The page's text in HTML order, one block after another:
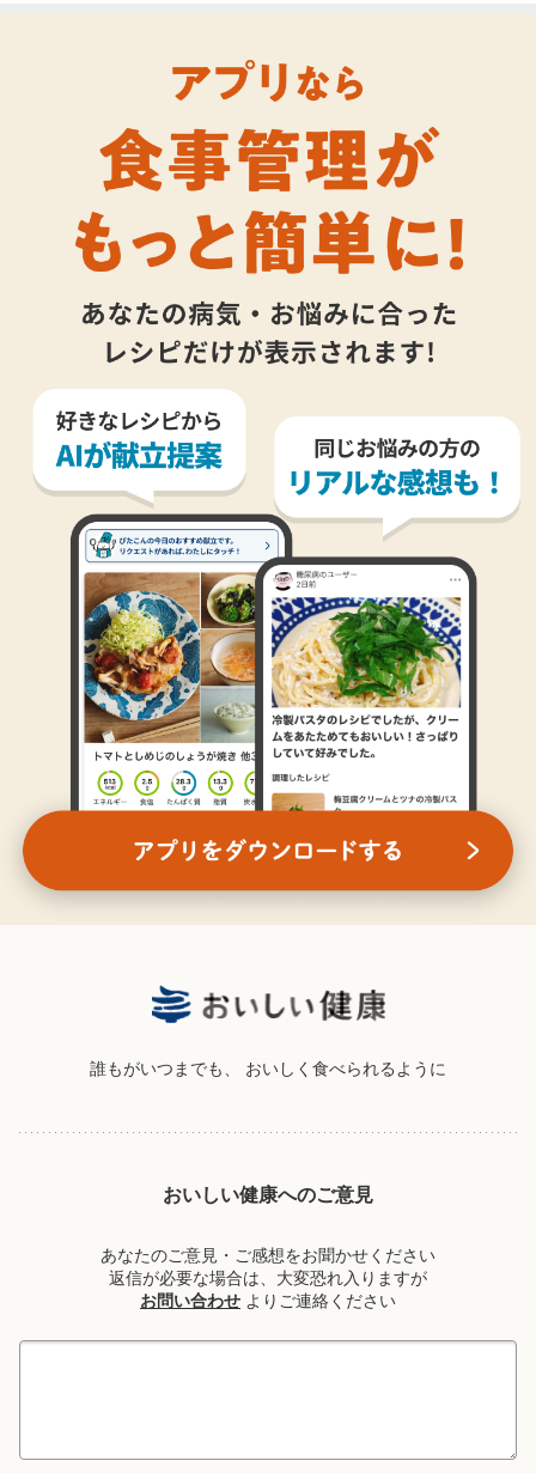
誰もがいつまでも、 おいしく食べられるように
おいしい健康へのご意見
あなたのご意見・ご感想をお聞かせください
返信が必要な場合は、大変恐れ入りますが
お問い合わせ よりご連絡ください